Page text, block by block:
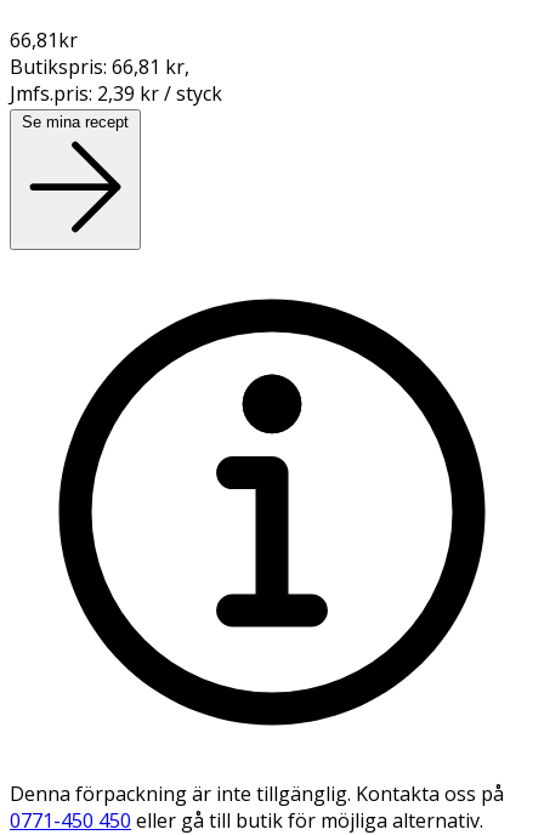
66,81kr
Butikspris: 66,81 kr,
Jmfs.pris: 2,39 kr / styck
Se mina recept
Denna förpackning är inte tillgänglig. Kontakta oss på
0771-450 450 eller gå till butik för möjliga alternativ.